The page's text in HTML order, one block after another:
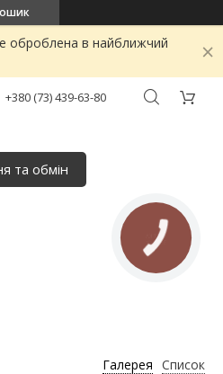
оброблена в найближчий
+380 (73) 439-63-80
та обмін
Галерея Список